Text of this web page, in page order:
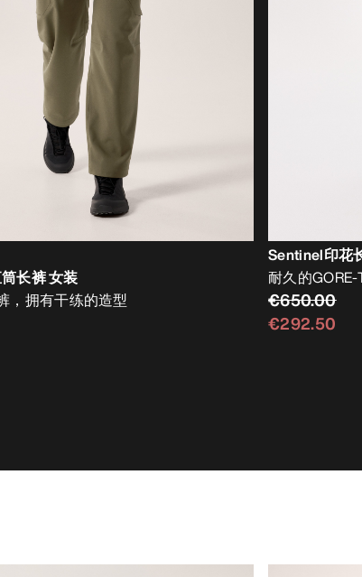
长裤 女装
，拥有干练的造型
Sentinel印花
耐久的
€650.00
€292.50